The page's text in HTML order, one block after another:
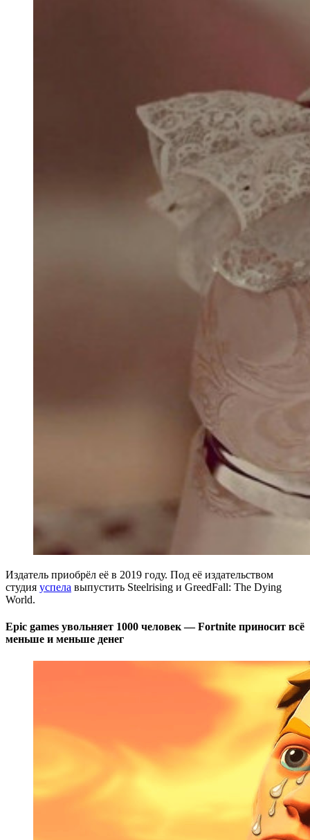
Издатель приобрёл её в 2019 году. Под её издательством
студия успела выпустить Steelrising и GreedFall: The Dying
World.
Epic games увольняет 1000 человек — Fortnite приносит всё
меньше и меньше денег